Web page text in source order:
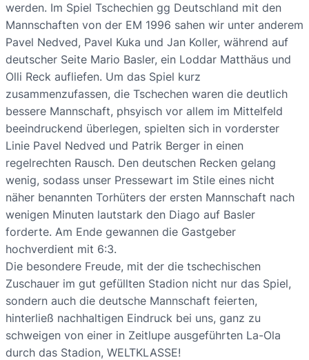
werden. Im Spiel Tschechien gg Deutschland mit den
Mannschaften von der EM 1996 sahen wir unter anderem
Pavel Nedved, Pavel Kuka und Jan Koller, während auf
deutscher Seite Mario Basler, ein Loddar Matthäus und
Olli Reck aufliefen. Um das Spiel kurz
zusammenzufassen, die Tschechen waren die deutlich
bessere Mannschaft, phsyisch vor allem im Mittelfeld
beeindruckend überlegen, spielten sich in vorderster
Linie Pavel Nedved und Patrik Berger in einen
regelrechten Rausch. Den deutschen Recken gelang
wenig, sodass unser Pressewart im Stile eines nicht
näher benannten Torhüters der ersten Mannschaft nach
wenigen Minuten lautstark den Diago auf Basler
forderte. Am Ende gewannen die Gastgeber
hochverdient mit 6:3.
Die besondere Freude, mit der die tschechischen
Zuschauer im gut gefüllten Stadion nicht nur das Spiel,
sondern auch die deutsche Mannschaft feierten,
hinterließ nachhaltigen Eindruck bei uns, ganz zu
schweigen von einer in Zeitlupe ausgeführten La-Ola
durch das Stadion, WELTKLASSE!